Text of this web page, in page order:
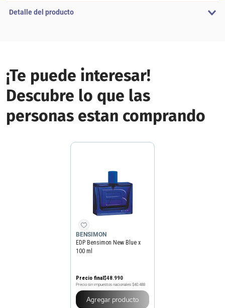
Detalle del producto
¡Te puede interesar!
Descubre lo que las
personas estan comprando
BENSIMON
EDP Bensimon New Blue x
100 ml
Precio final$48.990
Precio sin impuestos nacionales $40.488
Agregar producto